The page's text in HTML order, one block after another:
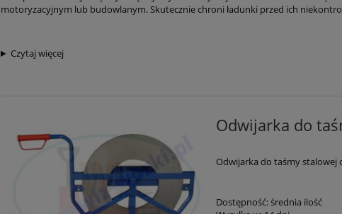
motoryzacyjnym lub budowlanym. Skutecznie chroni ładunki przed ich
Czytaj więcej
Odwijarka do
Odwijarka do taśmy stalowej
Dostępność:średnia ilość